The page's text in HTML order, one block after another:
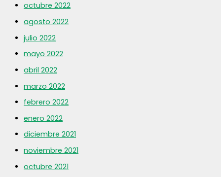
octubre 2022
agosto 2022
julio 2022
mayo 2022
abril 2022
marzo 2022
febrero 2022
enero 2022
diciembre 2021
noviembre 2021
octubre 2021